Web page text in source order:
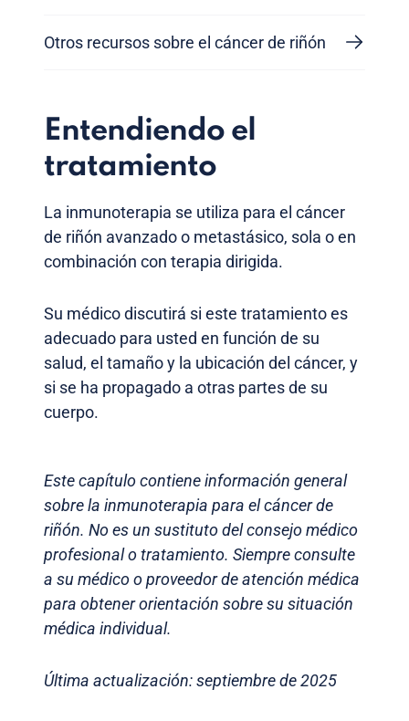
Otros recursos sobre el cáncer de riñón
Entendiendo el
tratamiento
La inmunoterapia se utiliza para el cáncer
de riñón avanzado o metastásico, sola o en
combinación con terapia dirigida.
Su médico discutirá si este tratamiento es
adecuado para usted en función de su
salud, el tamaño y la ubicación del cáncer, y
si se ha propagado a otras partes de su
cuerpo.
Este capítulo contiene información general
sobre la inmunoterapia para el cáncer de
riñón. No es un sustituto del consejo médico
profesional o tratamiento. Siempre consulte
a su médico o proveedor de atención médica
para obtener orientación sobre su situación
médica individual.
Última actualización: septiembre de 2025